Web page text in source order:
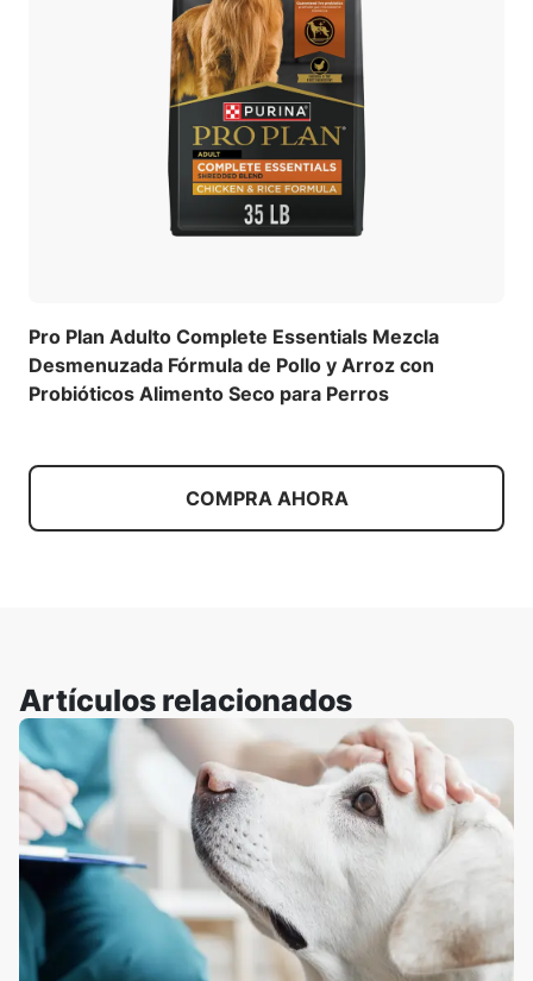
Pro Plan Adulto Complete Essentials Mezcla
Desmenuzada Fórmula de Pollo y Arroz con
Probióticos Alimento Seco para Perros
COMPRA AHORA
Artículos relacionados